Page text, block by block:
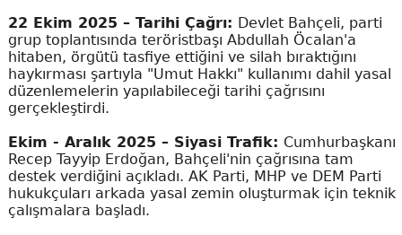
22 Ekim 2025 – Tarihi Çağrı: Devlet Bahçeli, parti
grup toplantısında teröristbaşı Abdullah Öcalan'a
hitaben, örgütü tasfiye ettiğini ve silah bıraktığını
haykırması şartıyla "Umut Hakkı" kullanımı dahil yasal
düzenlemelerin yapılabileceği tarihi çağrısını
gerçekleştirdi.
Ekim - Aralık 2025 – Siyasi Trafik: Cumhurbaşkanı
Recep Tayyip Erdoğan, Bahçeli'nin çağrısına tam
destek verdiğini açıkladı. AK Parti, MHP ve DEM Parti
hukukçuları arkada yasal zemin oluşturmak için teknik
çalışmalara başladı.